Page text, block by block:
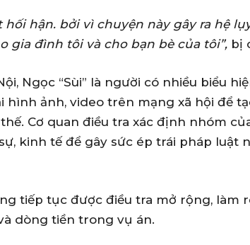
hối hận. bởi vì chuyện này gây ra hệ
gia đình tôi và cho bạn bè của tôi”, bị
Ngọc “Sùi” là người có nhiều biểu
hình ảnh, video trên mạng xã hội để
Cơ quan điều tra xác định nhóm
kinh tế để gây sức ép trái pháp luật
tiếp tục được điều tra mở rộng, làm
dòng tiền trong vụ án.